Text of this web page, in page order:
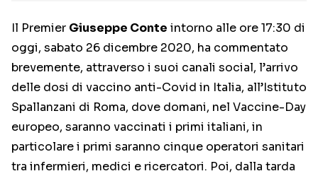
Il Premier Giuseppe Conte intorno alle ore 17:30 di
oggi, sabato 26 dicembre 2020, ha commentato
brevemente, attraverso i suoi canali social, l’arrivo
delle dosi di vaccino anti-Covid in Italia, all’Istituto
Spallanzani di Roma, dove domani, nel Vaccine-Day
europeo, saranno vaccinati i primi italiani, in
particolare i primi saranno cinque operatori sanitari
tra infermieri, medici e ricercatori. Poi, dalla tarda